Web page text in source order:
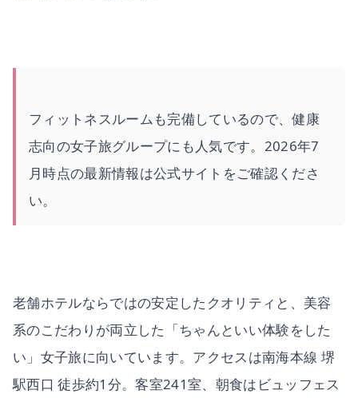
フィットネスルームも完備しているので、健康
志向の女子旅グループにも人気です。2026年7
月時点の最新情報は公式サイトをご確認くださ
い。
老舗ホテルならではの安定したクオリティと、美容
系のこだわりが両立した「ちゃんといい体験をした
い」女子旅に向いています。アクセスは南海本線 堺
駅西口 徒歩約1分。客室241室、朝食はビュッフェス